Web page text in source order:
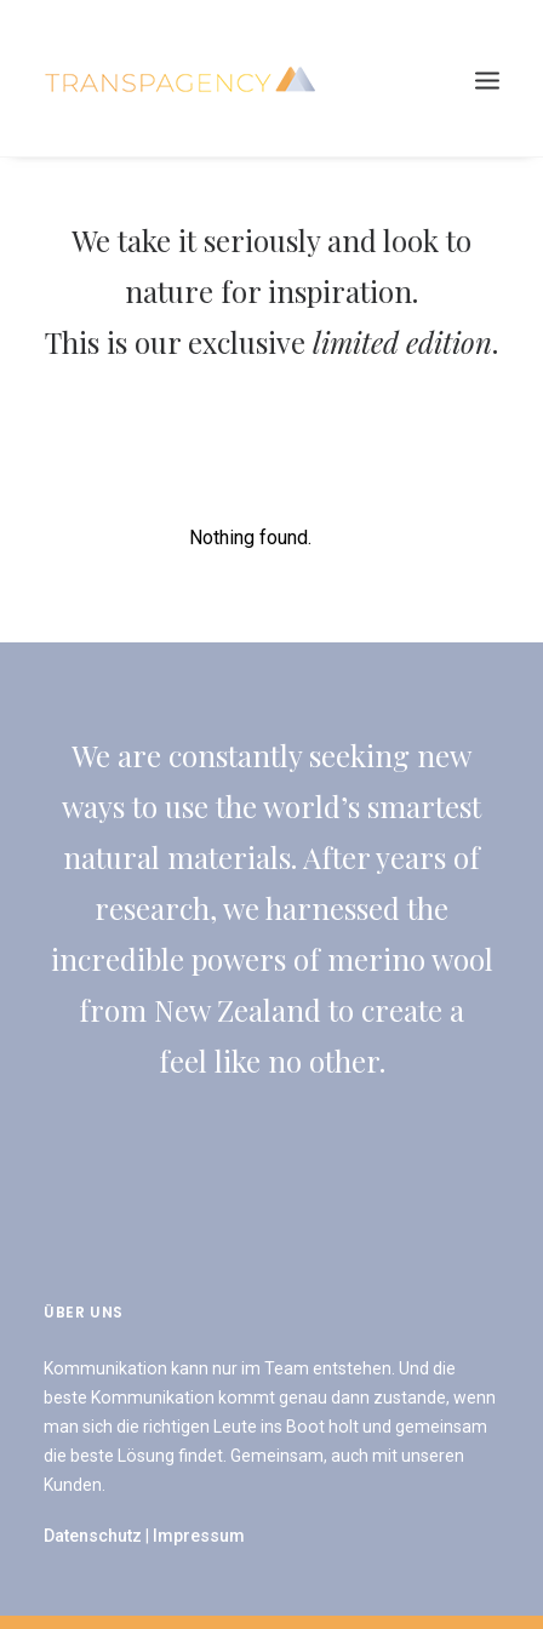
We take it seriously and look to
nature for inspiration.
This is our exclusive limited edition.
Nothing found.
We are constantly seeking new
ways to use the world’s smartest
natural materials. After years of
research, we harnessed the
incredible powers of merino wool
from New Zealand to create a
feel like no other.
ÜBER UNS
Kommunikation kann nur im Team entstehen. Und die
beste Kommunikation kommt genau dann zustande, wenn
man sich die richtigen Leute ins Boot holt und gemeinsam
die beste Lösung findet. Gemeinsam, auch mit unseren
Kunden.
Datenschutz Impressum